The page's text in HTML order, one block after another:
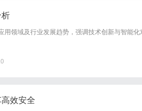
领域及行业发展趋势，强调技术创新与智能化
效安全